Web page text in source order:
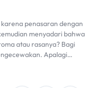
penasaran dengan
menyadari bahwa
atau rasanya? Bagi
Apalagi…